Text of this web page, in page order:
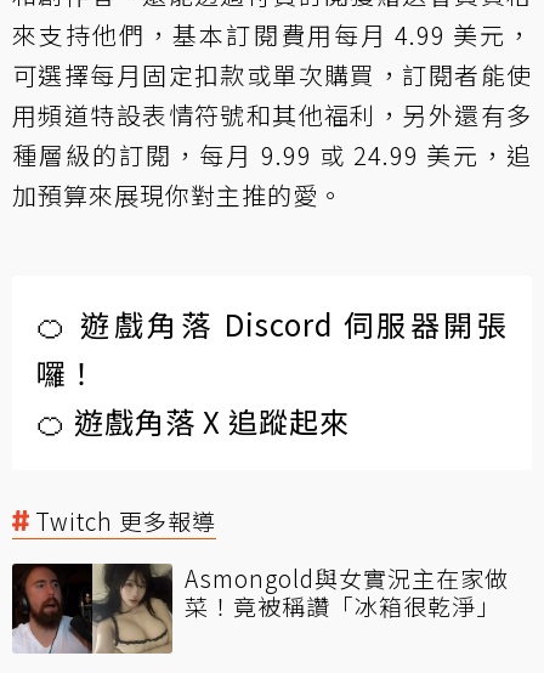
來支持他們，基本訂閱費用每月 4.99 美元，
可選擇每月固定扣款或單次購買，訂閱者能使
用頻道特設表情符號和其他福利，另外還有多
種層級的訂閱，每月 9.99 或 24.99 美元，追
加預算來展現你對主推的愛。
🍊 遊戲角落 Discord 伺服器開張
囉！
🍊 遊戲角落 X 追蹤起來
Twitch 更多報導
Asmongold與女實況主在家做
菜！竟被稱讚「冰箱很乾淨」